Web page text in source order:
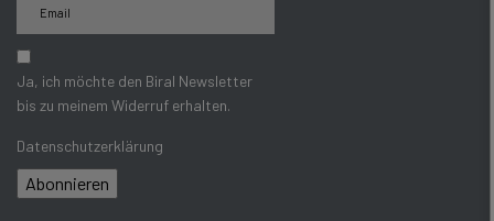
Ja, ich möchte den Biral Newsletter
bis zu meinem Widerruf erhalten.
Datenschutzerklärung
Abonnieren